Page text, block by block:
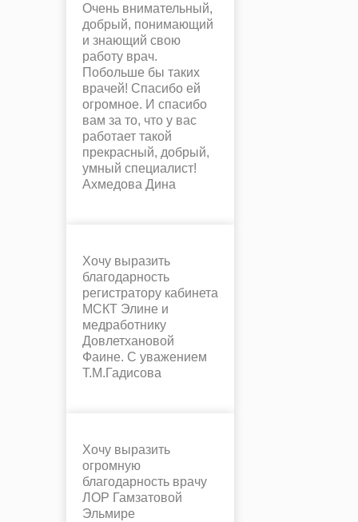
Очень внимательный,
добрый, понимающий
и знающий свою
работу врач.
Побольше бы таких
врачей! Спасибо ей
огромное. И спасибо
вам за то, что у вас
работает такой
прекрасный, добрый,
умный специалист!
Ахмедова Дина
Хочу выразить
благодарность
регистратору кабинета
МСКТ Элине и
медработнику
Довлетхановой
Фаине. С уважением
Т.М.Гадисова
Хочу выразить
огромную
благодарность врачу
ЛОР Гамзатовой
Эльмире